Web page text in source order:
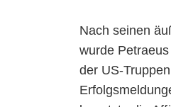
Nach seinen
wurde
der US-